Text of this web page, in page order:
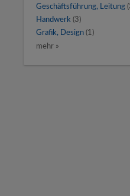
Geschäftsführung, Leitung
Handwerk (3)
Grafik, Design (1)
mehr »